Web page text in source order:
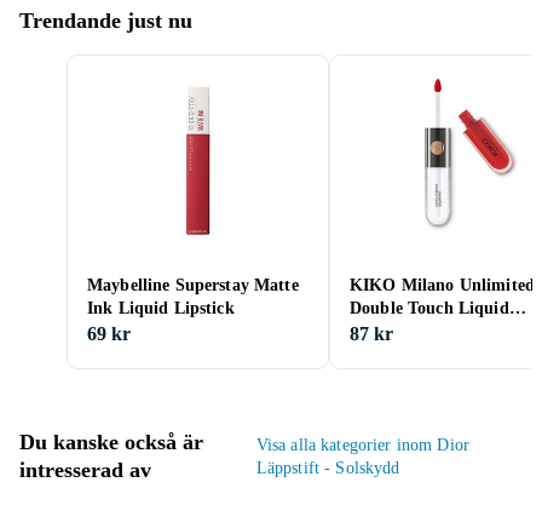
Trendande just nu
Maybelline Superstay Matte
Ink Liquid Lipstick
69 kr
KIKO Milano Unlimited
Double Touch Liquid
Lipstick
87 kr
Du kanske också är
intresserad av
Visa alla kategorier inom Dior
Läppstift - Solskydd